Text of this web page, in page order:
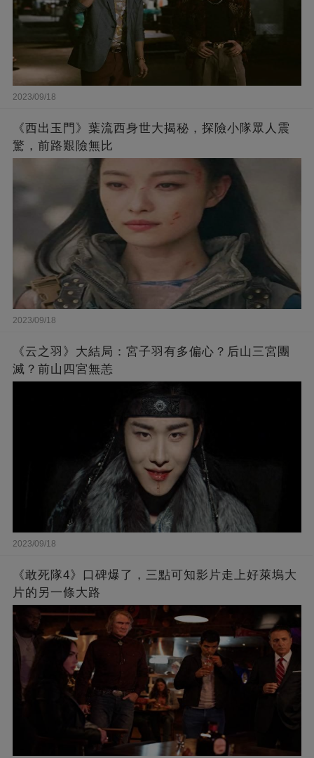
2023/09/18
《西出玉門》葉流西身世大揭秘，探險小隊眾人震
驚，前路艱險無比
2023/09/18
《云之羽》大結局：宮子羽有多偏心？后山三宮團
滅？前山四宮無恙
2023/09/18
《敢死隊4》口碑爆了，三點可知影片走上好萊塢大
片的另一條大路